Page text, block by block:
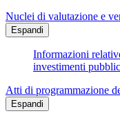
Nuclei di valutazione e
Espandi
Informazioni
investimenti
Atti di programmazione
Espandi